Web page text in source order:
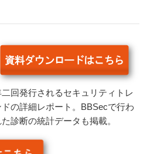
update-guide/en-US/advisory/CVE-
update-guide/en-US/advisory/CVE-
update-guide/en-US/advisory/CVE-
二回発行されるセキュリティトレ
ドの詳細レポート。BBSecで行わ
た診断の統計データも掲載。